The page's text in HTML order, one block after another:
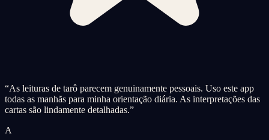
“As leituras de tarô parecem genuinamente pessoais. Uso este app
todas as manhãs para minha orientação diária. As interpretações das
cartas são lindamente detalhadas.”
A